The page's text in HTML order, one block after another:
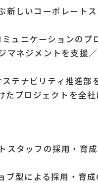
新しいコーポレート
ュニケーションのプ
マネジメントを支援
テナビリティ推進部
たプロジェクトを全
スタッフの採用・育成
型による採用・育成